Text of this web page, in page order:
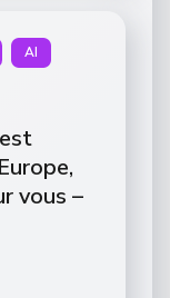
AI
vous –